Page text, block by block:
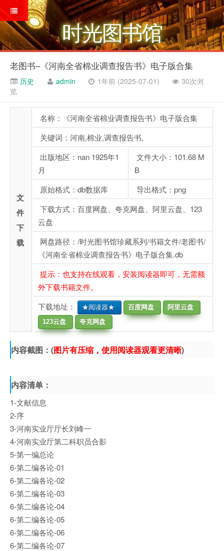
时光图书馆
老图书–《河南全省棉业调查报告书》电子版合集
历史 admin 1年前 (2025-07-01)
30次浏
览
文
件
下
载
名称：《河南全省棉业调查报告书》电子版合集
关键词：河南,棉业,调查报告书,
出版地区：nan 1925年1
月
文件大小：101.68 M
B
原始格式：db数据库
导出格式：png
下载方式：百度网盘、夸克网盘、阿里云盘、123
云盘
网盘路径：/时光图书馆珍藏系列/书籍文件/老图书/
《河南全省棉业调查报告书》电子版合集.db
提示：也支持在线观看，安装阅读器即可，无需额
外下载书籍文件。
下载地址：
★阅读器★ 百度网盘
阿里云盘
123云盘
夸克网盘
内容截图：(图片有压缩，使用阅读器观看更清晰)
内容清单：
1-文献信息
2-序
3-河南实业厅厅长刘峰一
4-河南实业厅第二科职员合影
5-第一编总论
6-第二编各论-01
6-第二编各论-02
6-第二编各论-03
6-第二编各论-04
6-第二编各论-05
6-第二编各论-06
6-第二编各论-07